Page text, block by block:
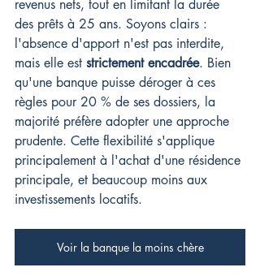
revenus nets, tout en limitant la durée
des prêts à 25 ans. Soyons clairs :
l'absence d'apport n'est pas interdite,
mais elle est strictement encadrée. Bien
qu'une banque puisse déroger à ces
règles pour 20 % de ses dossiers, la
majorité préfère adopter une approche
prudente. Cette flexibilité s'applique
principalement à l'achat d'une résidence
principale, et beaucoup moins aux
investissements locatifs.
Voir la banque la moins chère